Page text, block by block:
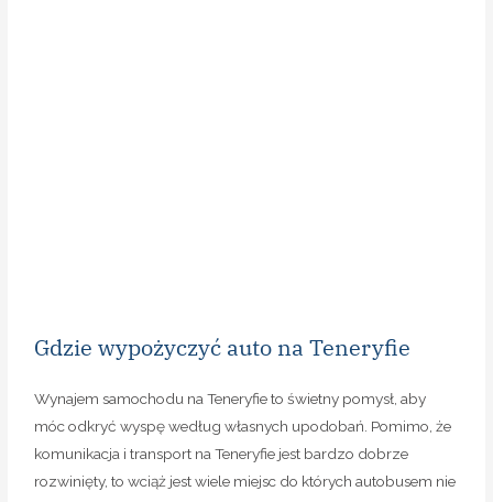
może nie wrócisz tego samego dnia.
Polecamy ogólnoświatową wyszukiwarkę najlepszych ofert
wynajmu autDiscoverCarHire. Po wpisaniu na stronie
wyszukiwarki danych odnośnie wynajmu, otrzymasz listę
proponowanych ofert, z różnych firm wynajmujących